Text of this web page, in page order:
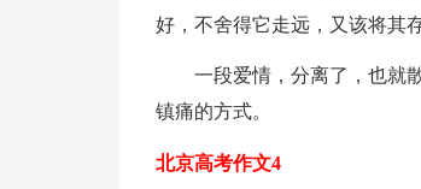
好，不舍得它走远，又该将其
一段爱情，分离了，也就
镇痛的方式。
北京高考作文4